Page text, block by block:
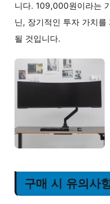
니다. 109,000원이라는
닌, 장기적인 투자 가치
될 것입니다.
구매 시 유의사